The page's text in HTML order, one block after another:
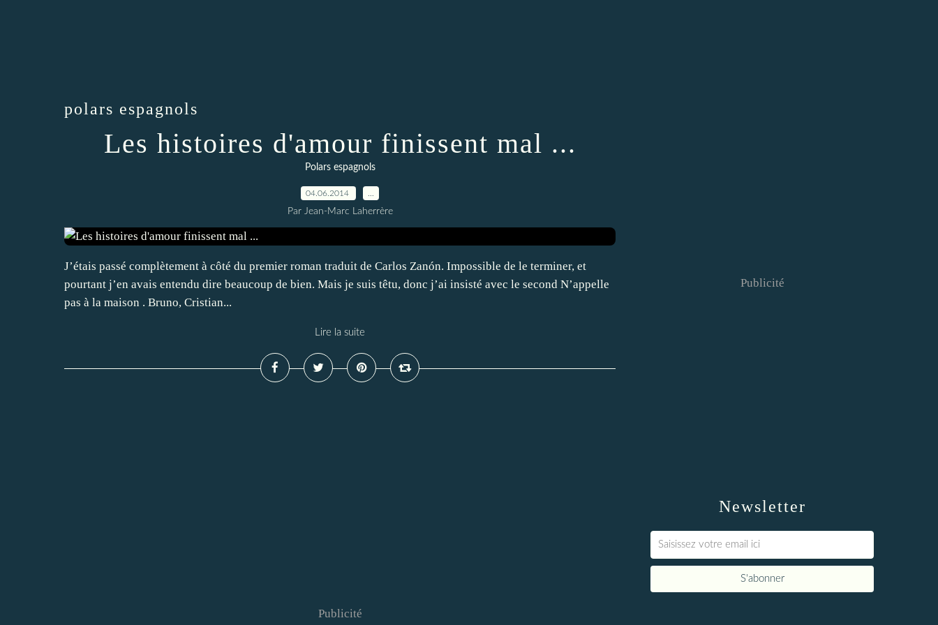
polars espagnols
Les histoires d'amour finissent mal ...
Polars espagnols
04.06.2014
Par Jean-Marc Laherrère
J’étais passé complètement à côté du premier roman traduit de Carlos Zanón. Impossible de le terminer, et
pourtant j’en avais entendu dire beaucoup de bien. Mais je suis têtu, donc j’ai insisté avec le second N’appelle
pas à la maison . Bruno, Cristian...
Lire la suite
Publicité
Newsletter
Publicité